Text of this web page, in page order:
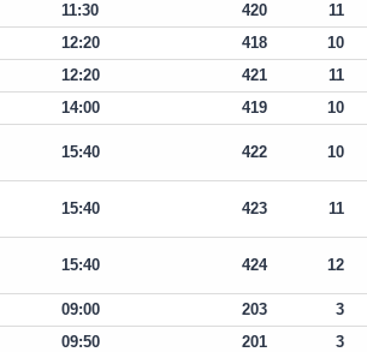
11:30 420 11
12:20 418 10
12:20 421 11
14:00 419 10
15:40 422 10
15:40 423 11
15:40 424 12
09:00 203 3
09:50 201 3